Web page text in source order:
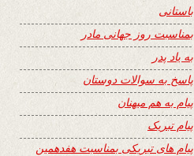
باستانی
بمناسبت روز جهانی مادر
به یاد پدر
پاسخ به سوالات دوستان
پیام به هم میهنان
پیام تبریک
پیام های تبریکی بمناسبت هفدهمین